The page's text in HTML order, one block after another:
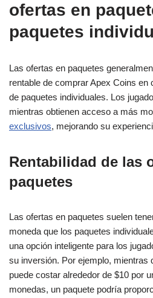
ofertas en
paquetes
Las ofertas en paquetes
rentable de comprar Apex Coins
de paquetes individuales. Los
mientras obtienen acceso a más
exclusivos, mejorando su
Rentabilidad de las
paquetes
Las ofertas en paquetes suelen
moneda que los paquetes
una opción inteligente para los
su inversión. Por ejemplo, mientras
puede costar alrededor de $10 por
monedas, un paquete podría